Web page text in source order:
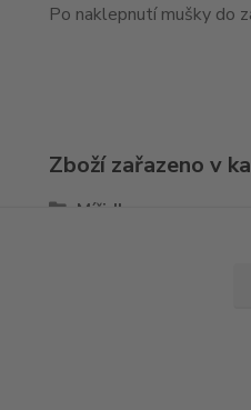
Po naklepnutí mušky do
Zboží zařazeno v
Mířidla